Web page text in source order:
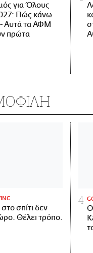
για Όλους
Πώς κάνω
Αυτά τα ΑΦΜ
πρώτα
σπίτι δεν
Θέλει τρόπο.